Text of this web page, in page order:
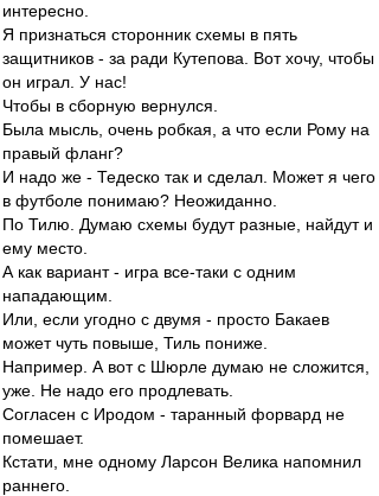
интересно.
Я признаться сторонник схемы в пять
защитников - за ради Кутепова. Вот хочу, чтобы
он играл. У нас!
Чтобы в сборную вернулся.
Была мысль, очень робкая, а что если Рому на
правый фланг?
И надо же - Тедеско так и сделал. Может я чего
в футболе понимаю? Неожиданно.
По Тилю. Думаю схемы будут разные, найдут и
ему место.
А как вариант - игра все-таки с одним
нападающим.
Или, если угодно с двумя - просто Бакаев
может чуть повыше, Тиль пониже.
Например. А вот с Шюрле думаю не сложится,
уже. Не надо его продлевать.
Согласен с Иродом - таранный форвард не
помешает.
Кстати, мне одному Ларсон Велика напомнил
раннего.